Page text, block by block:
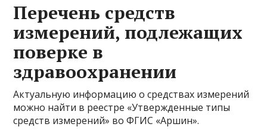
Перечень средств
измерений, подлежащих
поверке в
здравоохранении
Актуальную информацию о средствах измерений
можно найти в реестре «Утвержденные типы
средств измерений» во ФГИС «Аршин».